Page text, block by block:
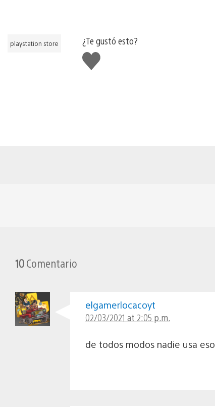
playstation store
¿Te gustó esto?
Me
gusta
10Comentario
elgamerlocacoyt
02/03/2021 at 2:05 p.m.
de todos modos nadie usa eso